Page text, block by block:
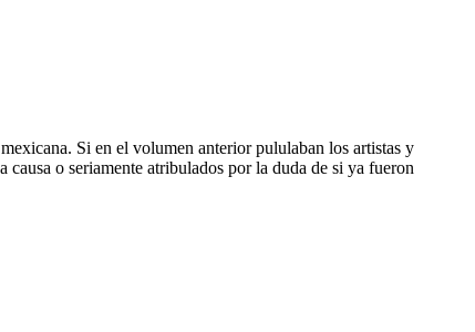
Si en el volumen anterior pululaban los artistas y
o seriamente atribulados por la duda de si ya fueron